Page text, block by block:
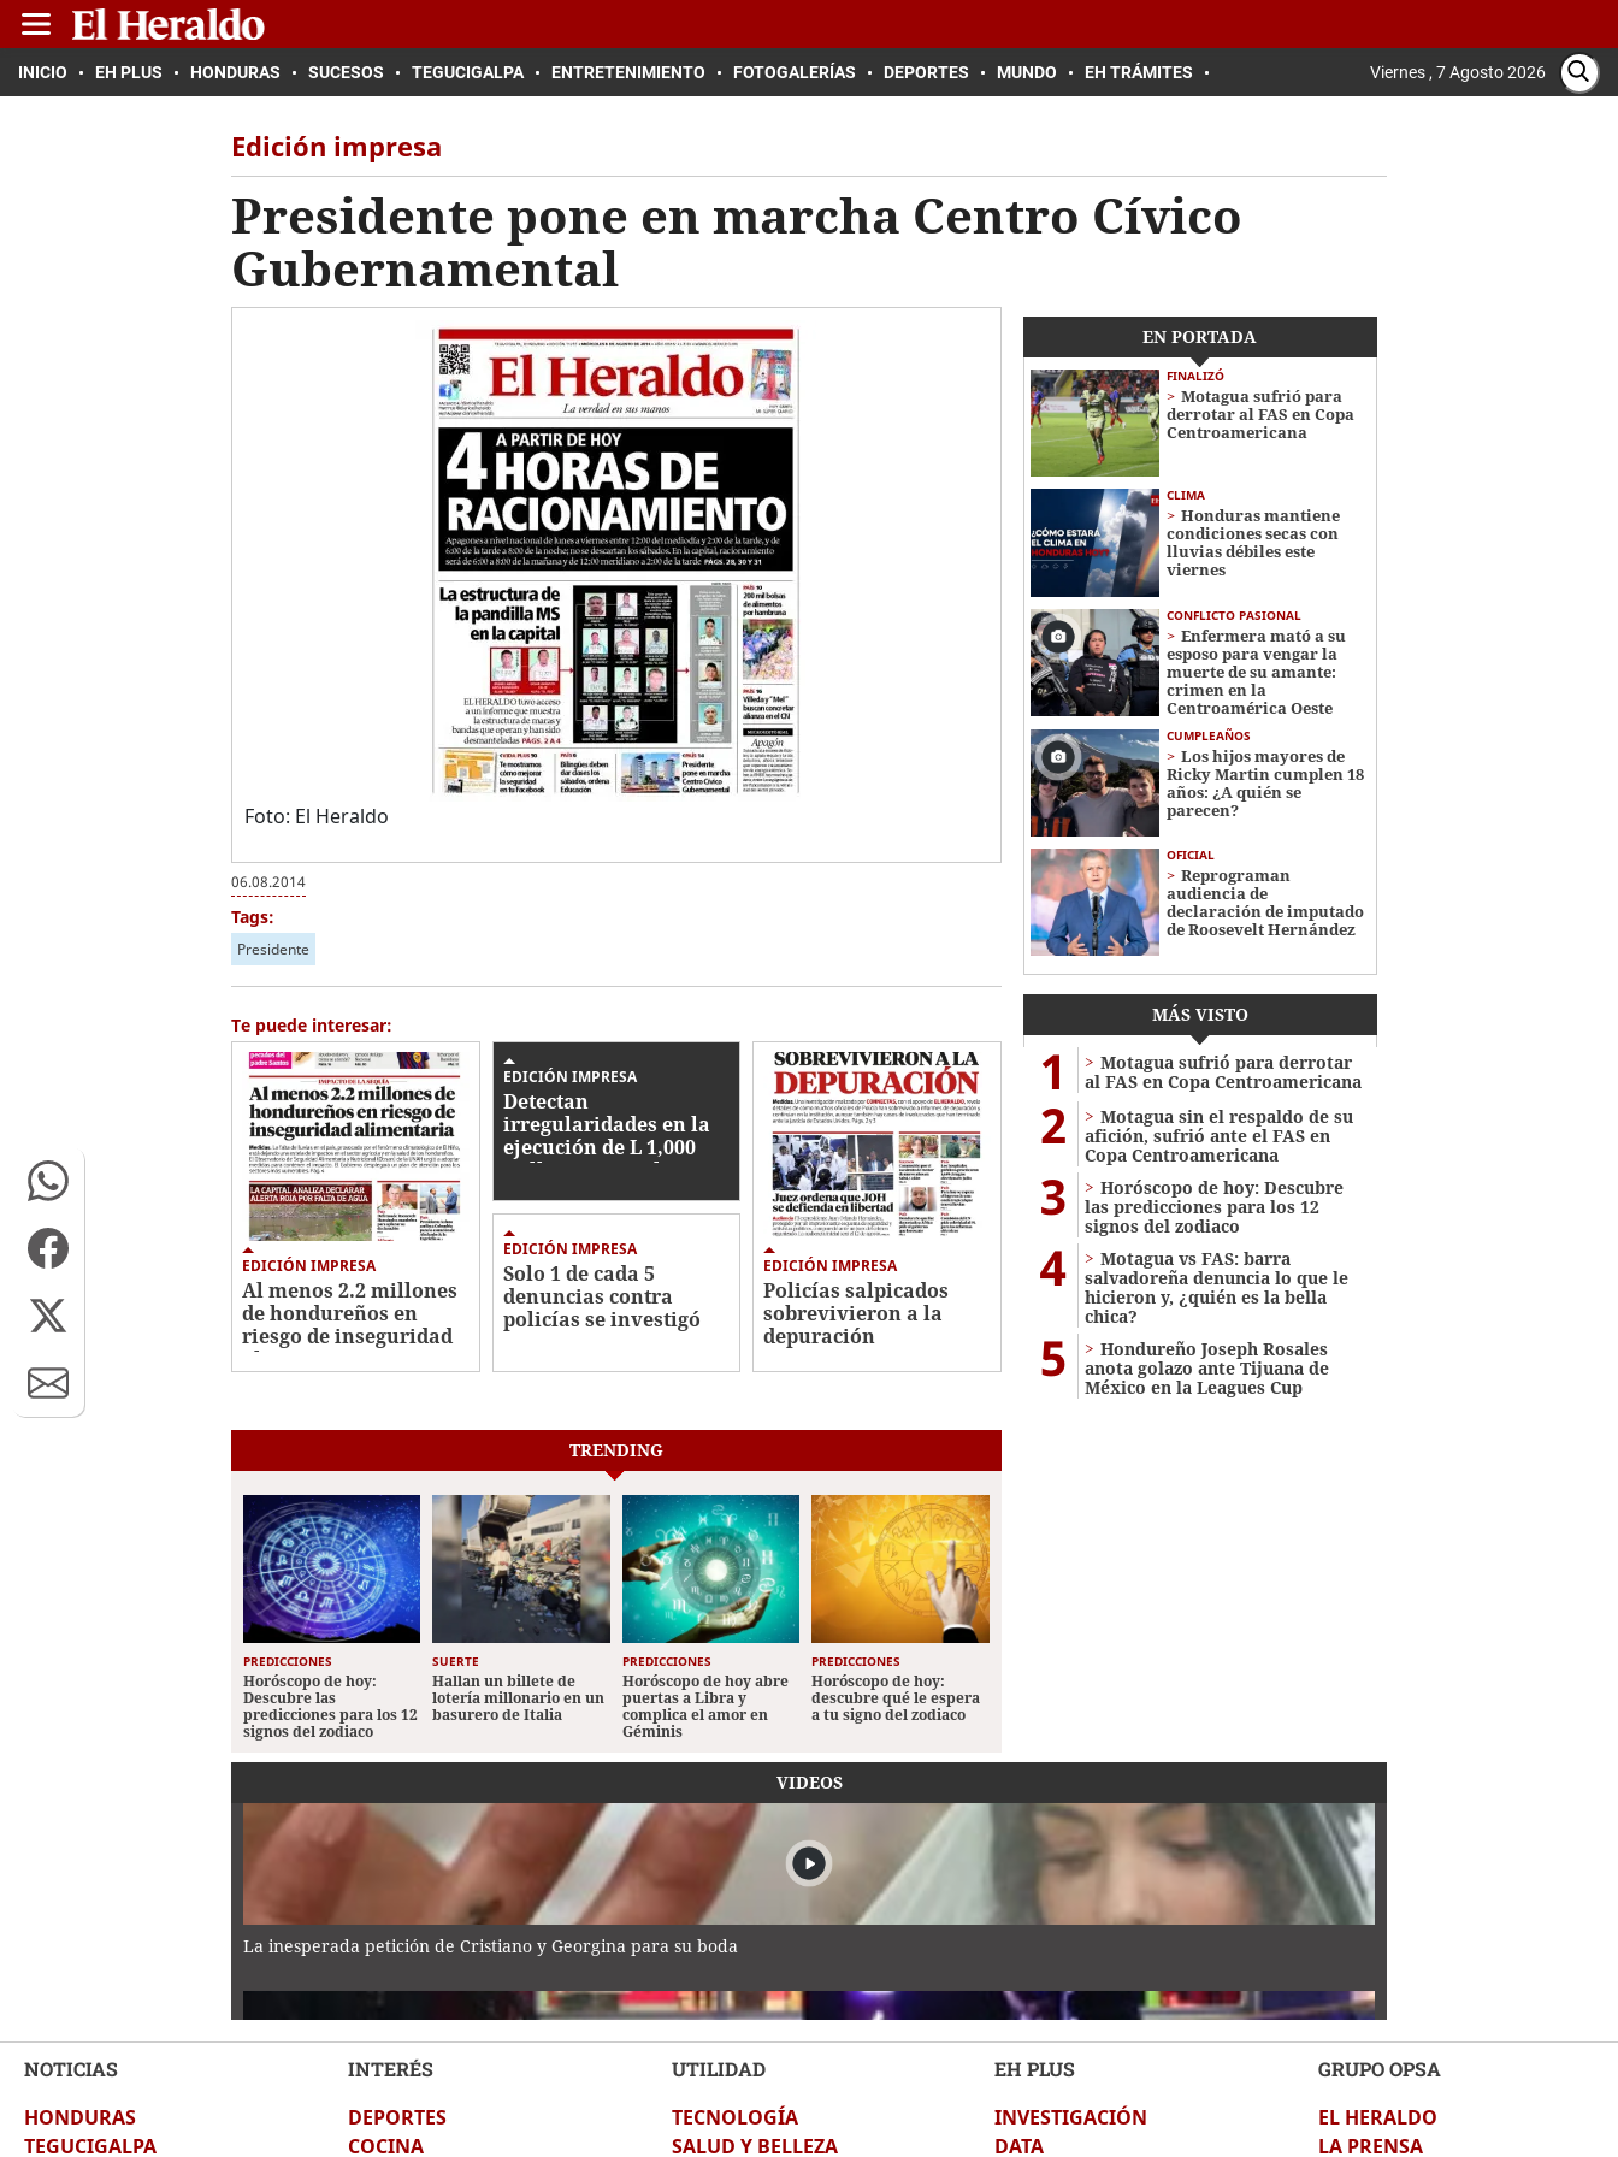
INICIO EH PLUS HONDURAS SUCESOS TEGUCIGALPA ENTRETENIMIENTO FOTOGALERÍAS DEPORTES MUNDO EH TRÁMITES Viernes , 7 Agosto 2026
Edición impresa
Presidente pone en marcha Centro Cívico
Gubernamental
Foto: El Heraldo
06.08.2014
Tags:
Presidente
Te puede interesar:
EDICIÓN IMPRESA
Al menos 2.2 millones
de hondureños en
riesgo de inseguridad
alimentaria
EDICIÓN IMPRESA
Detectan
irregularidades en la
ejecución de L 1,000
millones en embargos
EDICIÓN IMPRESA
Solo 1 de cada 5
denuncias contra
policías se investigó
EDICIÓN IMPRESA
Policías salpicados
sobrevivieron a la
depuración
EN PORTADA
FINALIZÓ
Motagua sufrió para
derrotar al FAS en Copa
Centroamericana
CLIMA
Honduras mantiene
condiciones secas con
lluvias débiles este
viernes
CONFLICTO PASIONAL
Enfermera mató a su
esposo para vengar la
muerte de su amante:
crimen en la
Centroamérica Oeste
CUMPLEAÑOS
Los hijos mayores de
Ricky Martin cumplen 18
años: ¿A quién se
parecen?
OFICIAL
Reprograman
audiencia de
declaración de imputado
de Roosevelt Hernández
MÁS VISTO
1
Motagua sufrió para derrotar
al FAS en Copa Centroamericana
2
Motagua sin el respaldo de su
afición, sufrió ante el FAS en
Copa Centroamericana
3
Horóscopo de hoy: Descubre
las predicciones para los 12
signos del zodiaco
4
Motagua vs FAS: barra
salvadoreña denuncia lo que le
hicieron y, ¿quién es la bella
chica?
5
Hondureño Joseph Rosales
anota golazo ante Tijuana de
México en la Leagues Cup
TRENDING
PREDICCIONES
Horóscopo de hoy:
Descubre las
predicciones para los 12
signos del zodiaco
SUERTE
Hallan un billete de
lotería millonario en un
basurero de Italia
PREDICCIONES
Horóscopo de hoy abre
puertas a Libra y
complica el amor en
Géminis
PREDICCIONES
Horóscopo de hoy:
descubre qué le espera
a tu signo del zodiaco
VIDEOS
La inesperada petición de Cristiano y Georgina para su boda
Asesinan a tiktoker César Gastélum durante transmisión en vivo en México
NOTICIAS
HONDURAS
TEGUCIGALPA
INTERÉS
DEPORTES
COCINA
UTILIDAD
TECNOLOGÍA
SALUD Y BELLEZA
EH PLUS
INVESTIGACIÓN
DATA
GRUPO OPSA
EL HERALDO
LA PRENSA